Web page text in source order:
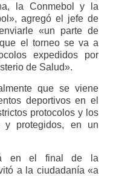
la Conmebol y la
agregó el jefe de
«un parte de
el torneo se va a
expedidos por
de Salud».
que se viene
deportivos en el
protocolos y los
y protegidos, en un
en el final de la
a la ciudadanía «a